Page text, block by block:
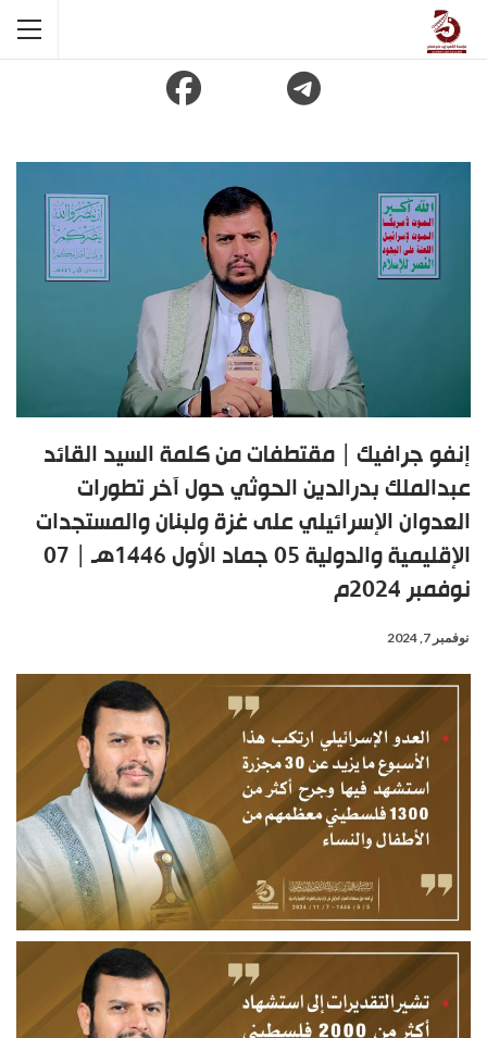
إنفو جرافيك | مقتطفات من كلمة السيد القائد
عبدالملك بدرالدين الحوثي حول آخر تطورات
العدوان الإسرائيلي على غزة ولبنان والمستجدات
الإقليمية والدولية 05 جماد الأول 1446هـ | 07
نوفمبر 2024م
نوفمبر 7, 2024